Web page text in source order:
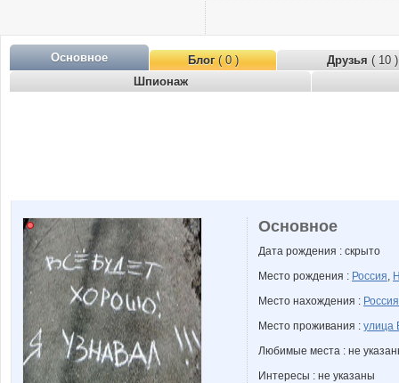
Основное Блог( 0 ) Друзья ( 10 )
Шпионаж
Основное
Дата рождения : скрыто
Место рождения : Россия,
Место нахождения : Россия
Место проживания : улица
Любимые места : не
Интересы : не указаны